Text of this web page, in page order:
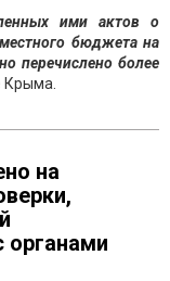
ими актов о
бюджета на
перечислено более
Крыма.
на
органами